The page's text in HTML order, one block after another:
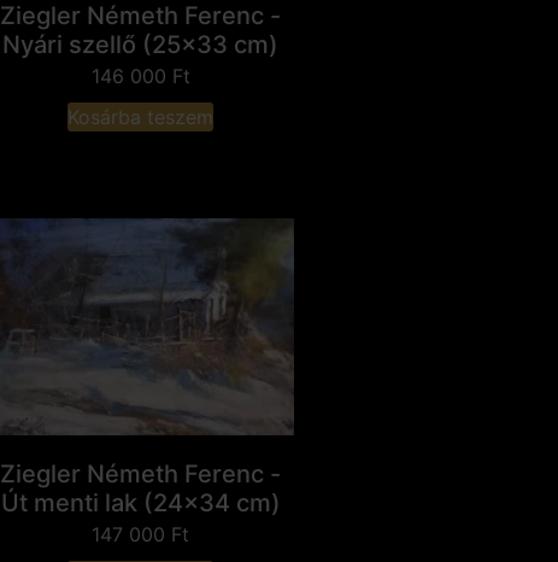
Ziegler Németh Ferenc -
Nyári szellő (25x33 cm)
146 000 Ft
Kosárba teszem
Ziegler Németh Ferenc -
Út menti lak (24x34 cm)
147 000 Ft